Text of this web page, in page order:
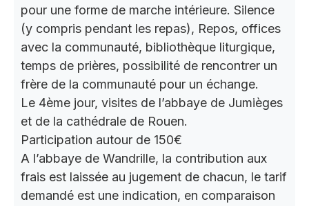
pour une forme de marche intérieure. Silence
(y compris pendant les repas), Repos, offices
avec la communauté, bibliothèque liturgique,
temps de prières, possibilité de rencontrer un
frère de la communauté pour un échange.
Le 4ème jour, visites de l’abbaye de Jumièges
et de la cathédrale de Rouen.
Participation autour de 150€
A l’abbaye de Wandrille, la contribution aux
frais est laissée au jugement de chacun, le tarif
demandé est une indication, en comparaison